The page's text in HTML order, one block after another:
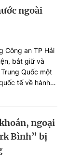
ngoài
Công an TP Hải
bắt giữ và
Quốc một
tế về hành vi
ngoại
Bình” bị